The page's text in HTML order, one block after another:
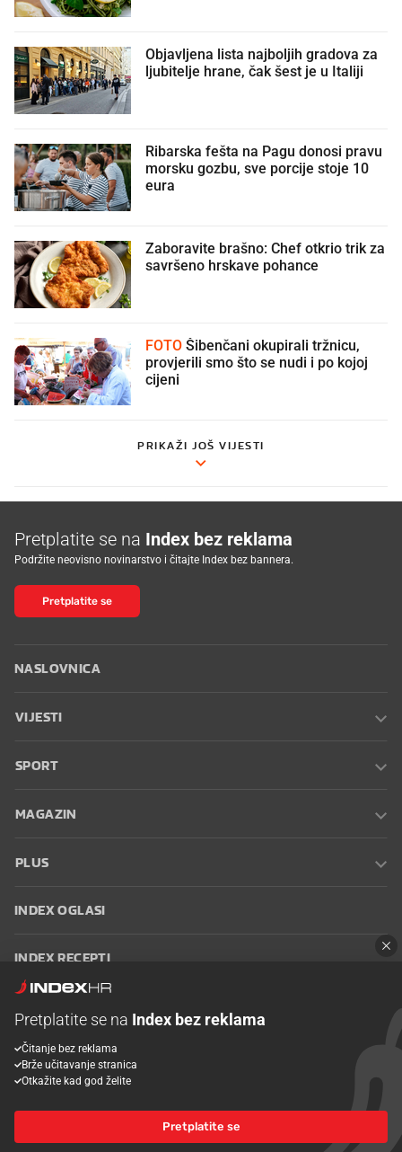
Objavljena lista najboljih gradova za
ljubitelje hrane, čak šest je u Italiji
Ribarska fešta na Pagu donosi pravu
morsku gozbu, sve porcije stoje 10
eura
Zaboravite brašno: Chef otkrio trik za
savršeno hrskave pohance
FOTO
provjerili smo što se nudi i po kojoj
cijeni
PRIKAŽI JOŠ VIJESTI
Pretplatite se na Index bez reklama
Podržite neovisno novinarstvo i čitajte Index bez bannera.
Pretplatite se
NASLOVNICA
VIJESTI
SPORT
MAGAZIN
PLUS
INDEX OGLASI
INDEX RECEPTI
Oglašavanje Zaposli se na Indexu
korištenja
Postavke kolačića
© 2026 Index
Pretplatite se na Index bez reklama
Čitanje bez reklama
Brže učitavanje stranica
Otkažite kad god želite
Pretplatite se